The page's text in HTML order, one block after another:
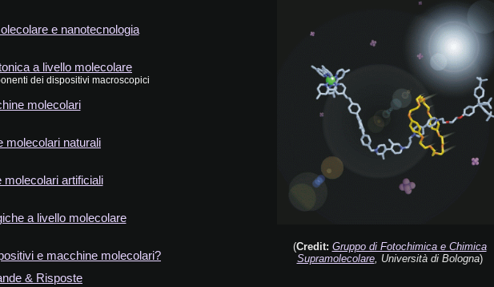
(Credit: Gruppo di Fotochimica e Chimica
Supramolecolare, Università di Bologna)
e nanotecnologia
a livello molecolare
dei dispositivi macroscopici
molecolari
molecolari naturali
molecolari artificiali
a livello molecolare
e macchine molecolari?
& Risposte